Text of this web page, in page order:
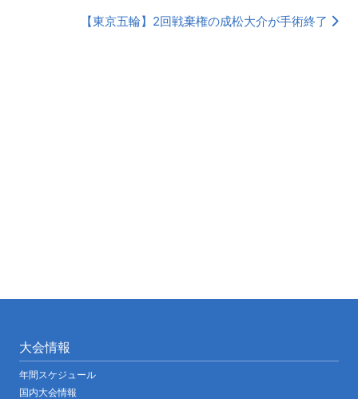
【東京五輪】2回戦棄権の成松大介が手術終了
大会情報
年間スケジュール
国内大会情報